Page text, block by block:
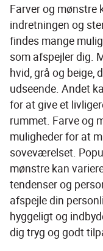
Farver og mønstre
indretningen og
findes mange
som afspejler dig.
hvid, grå og beige,
udseende. Andet
for at give et
rummet. Farve og
muligheder for at
soveværelset.
mønstre kan
tendenser og
afspejle din
hyggeligt og
dig tryg og godt